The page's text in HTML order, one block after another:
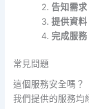
告知需求
提供資料
完成服務
常見問題
這個服務安全嗎？
我們提供的服務均